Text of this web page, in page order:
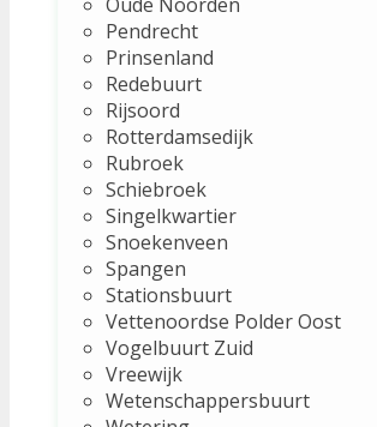
Pendrecht
Prinsenland
Redebuurt
Rijsoord
Rotterdamsedijk
Rubroek
Schiebroek
Singelkwartier
Snoekenveen
Spangen
Stationsbuurt
Vettenoordse Polder Oost
Vogelbuurt Zuid
Vreewijk
Wetenschappersbuurt